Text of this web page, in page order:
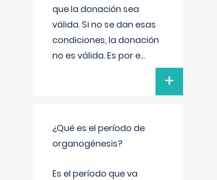
que la donación sea
válida. Si no se dan esas
condiciones, la donación
no es válida. Es por e...
+
¿Qué es el período de
organogénesis?
Es el período que va